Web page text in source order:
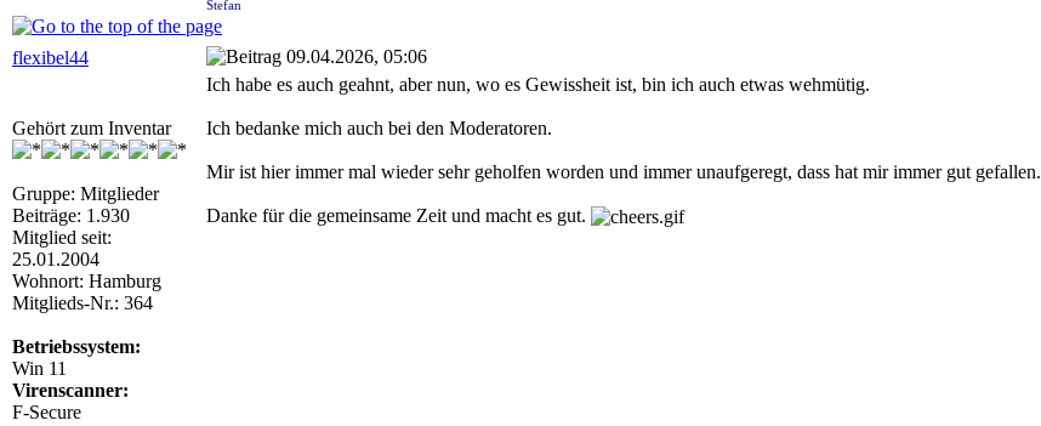
Stefan
flexibel44 09.04.2026, 05:06
Gehört zum Inventar
Gruppe: Mitglieder
Beiträge: 1.930
Mitglied seit:
25.01.2004
Wohnort: Hamburg
Mitglieds-Nr.: 364
Betriebssystem:
Win 11
Virenscanner:
F-Secure
Ich habe es auch geahnt, aber nun, wo es Gewissheit ist, bin ich auch etwas wehmütig.
Ich bedanke mich auch bei den Moderatoren.
Mir ist hier immer mal wieder sehr geholfen worden und immer unaufgeregt, dass hat mir immer gut gefallen.
Danke für die gemeinsame Zeit und macht es gut.